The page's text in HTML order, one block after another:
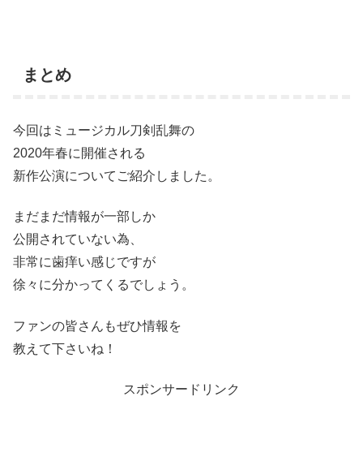
まとめ
今回はミュージカル刀剣乱舞の
2020年春に開催される
新作公演についてご紹介しました。
まだまだ情報が一部しか
公開されていない為、
非常に歯痒い感じですが
徐々に分かってくるでしょう。
ファンの皆さんもぜひ情報を
教えて下さいね！
スポンサードリンク